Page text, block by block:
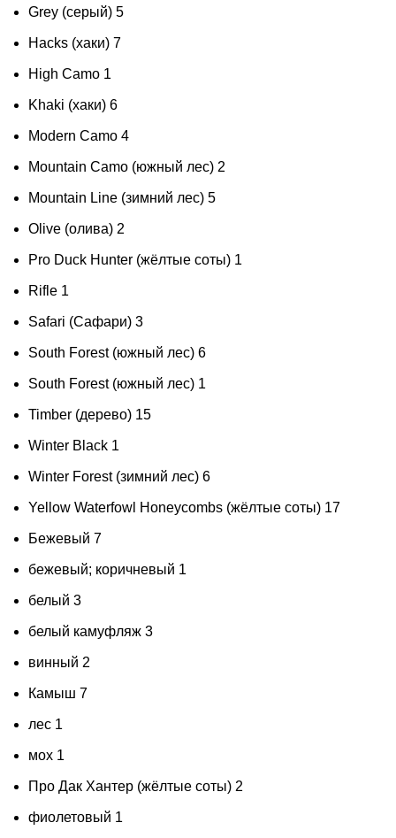
Grey (серый) 5
Hacks (хаки) 7
High Camo 1
Khaki (хаки) 6
Modern Cаmo 4
Mountain Camo (южный лес) 2
Mountain Line (зимний лес) 5
Olive (олива) 2
Pro Duck Hunter (жёлтые соты) 1
Rifle 1
Safari (Сафари) 3
South Forest (южный лес) 6
South Forest (южный лес) 1
Timber (дерево) 15
Winter Black 1
Winter Forest (зимний лес) 6
Yellow Waterfowl Honeycombs (жёлтые соты) 17
Бежевый 7
бежевый; коричневый 1
белый 3
белый камуфляж 3
винный 2
Камыш 7
лес 1
мох 1
Про Дак Хантер (жёлтые соты) 2
фиолетовый 1